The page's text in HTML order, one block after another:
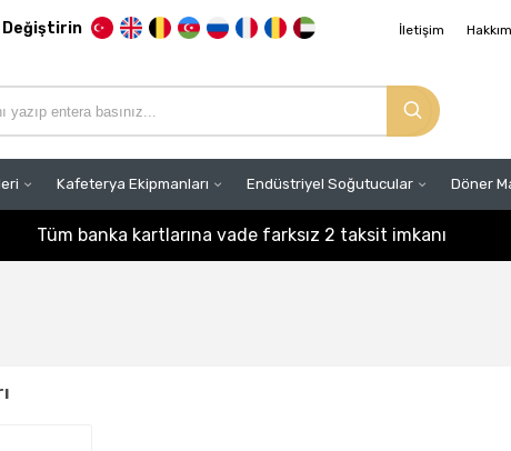
Değiştirin İletişim
Kafeterya Ekipmanları Endüstriyel Soğutucular Döner
Tüm banka kartlarına vade farksız 2 taksit imkanı